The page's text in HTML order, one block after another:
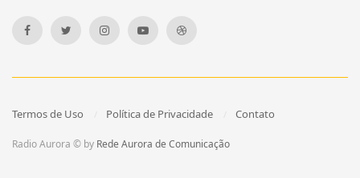
Termos de Uso Política de Privacidade Contato
Radio Aurora © by Rede Aurora de Comunicação